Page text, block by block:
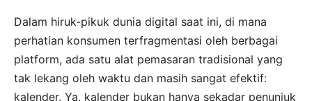
Dalam hiruk-pikuk dunia digital saat ini, di mana
perhatian konsumen terfragmentasi oleh berbagai
platform, ada satu alat pemasaran tradisional yang
tak lekang oleh waktu dan masih sangat efektif:
kalender. Ya, kalender bukan hanya sekadar penunjuk